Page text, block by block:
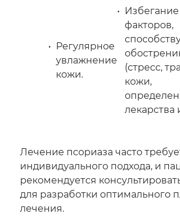
Регулярное
увлажнение
кожи.
Избегание
факторов,
(стресс,
кожи,
лекарства
Лечение псориаза часто
индивидуального подхода, и
рекомендуется
для разработки оптимального
лечения.